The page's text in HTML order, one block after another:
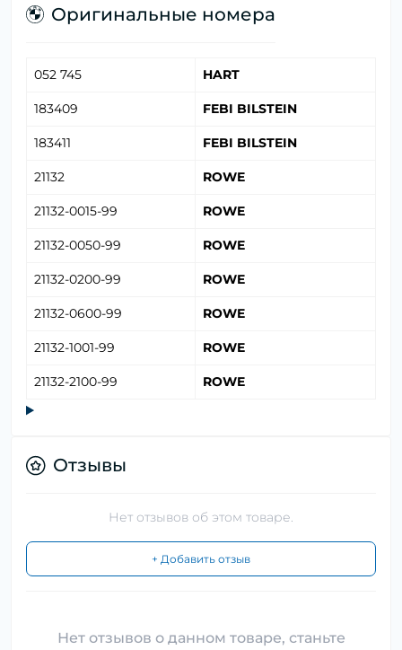
Оригинальные номера
052 745 HART
183409 FEBI BILSTEIN
183411 FEBI BILSTEIN
21132 ROWE
21132-0015-99 ROWE
21132-0050-99 ROWE
21132-0200-99 ROWE
21132-0600-99 ROWE
21132-1001-99 ROWE
21132-2100-99 ROWE
Отзывы
Нет отзывов об этом товаре.
+ Добавить отзыв
Нет отзывов о данном товаре, станьте